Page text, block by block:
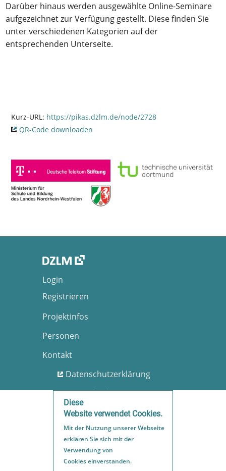
Darüber hinaus werden ausgewählte Online-Seminare
aufgezeichnet zur Verfügung gestellt. Diese finden Sie
unter verschiedenen Kategorien auf der
entsprechenden Unterseite.
Kurz-URL: https://pikas.dzlm.de/node/2728
QR-Code downloaden
Login
Registrieren
Projektinfos
Personen
Kontakt
Datenschutzerklärung
Nutzungsbedingungen
Barrierefreiheit
Impressum
Sitemap
Diese
Website verwendet Cookies.
Mit der Nutzung unserer Webseite
erklären Sie sich mit der
Verwendung von
Cookies einverstanden.